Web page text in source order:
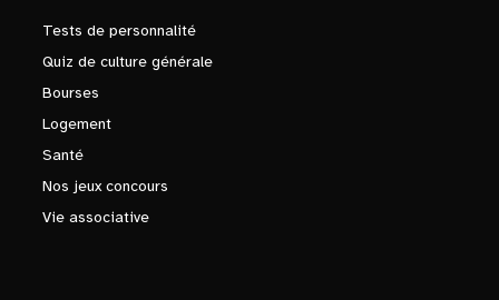
Tests de personnalité
Quiz de culture générale
Bourses
Logement
Santé
Nos jeux concours
Vie associative